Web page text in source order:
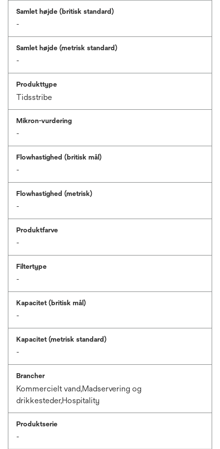
Samlet højde (britisk standard)
-
Samlet højde (metrisk standard)
-
Produkttype
Tidsstribe
Mikron-vurdering
-
Flowhastighed (britisk mål)
-
Flowhastighed (metrisk)
-
Produktfarve
-
Filtertype
-
Kapacitet (britisk mål)
-
Kapacitet (metrisk standard)
-
Brancher
Kommercielt vand,Madservering og
drikkesteder,Hospitality
Produktserie
-